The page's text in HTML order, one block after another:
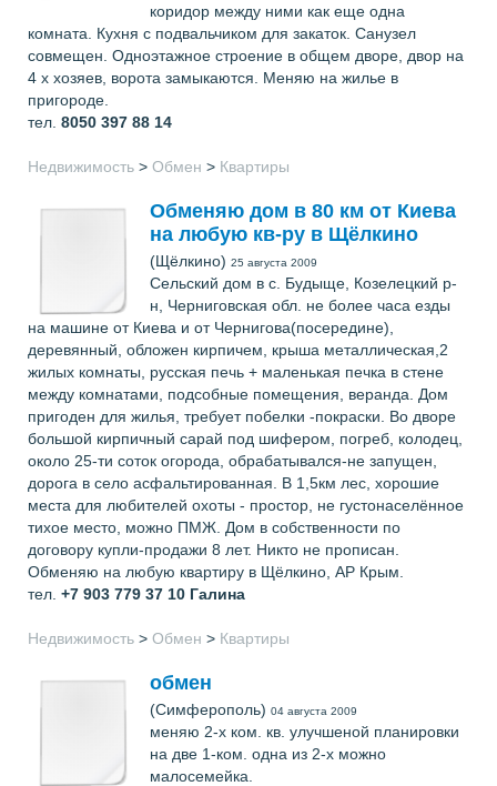
коридор между ними как еще одна
комната. Кухня с подвальчиком для закаток. Санузел
совмещен. Одноэтажное строение в общем дворе, двор на
4 х хозяев, ворота замыкаются. Меняю на жилье в
пригороде.
тел. 8050 397 88 14
Недвижимость > Обмен > Квартиры
Обменяю дом в 80 км от Киева
на любую кв-ру в Щёлкино
(Щёлкино) 25 августа 2009
Сельский дом в с. Будыще, Козелецкий р-
н, Черниговская обл. не более часа езды
на машине от Киева и от Чернигова(посередине),
деревянный, обложен кирпичем, крыша металлическая,2
жилых комнаты, русская печь + маленькая печка в стене
между комнатами, подсобные помещения, веранда. Дом
пригоден для жилья, требует побелки -покраски. Во дворе
большой кирпичный сарай под шифером, погреб, колодец,
около 25-ти соток огорода, обрабатывался-не запущен,
дорога в село асфальтированная. В 1,5км лес, хорошие
места для любителей охоты - простор, не густонаселённое
тихое место, можно ПМЖ. Дом в собственности по
договору купли-продажи 8 лет. Никто не прописан.
Обменяю на любую квартиру в Щёлкино, АР Крым.
тел. +7 903 779 37 10 Галина
Недвижимость > Обмен > Квартиры
обмен
(Симферополь) 04 августа 2009
меняю 2-х ком. кв. улучшеной планировки
на две 1-ком. одна из 2-х можно
малосемейка.